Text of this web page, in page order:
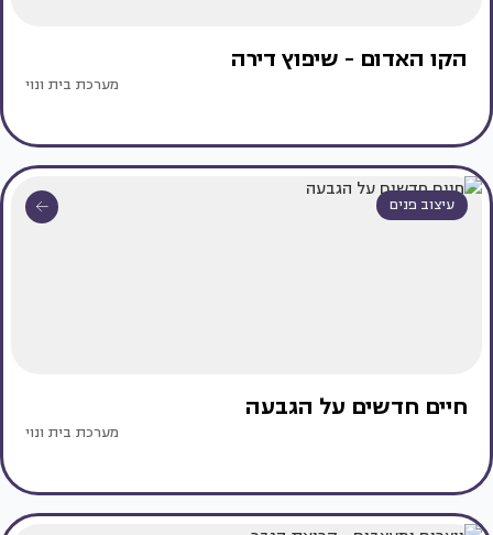
הקו האדום - שיפוץ דירה
מערכת בית ונוי
עיצוב פנים
חיים חדשים על הגבעה
מערכת בית ונוי